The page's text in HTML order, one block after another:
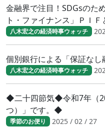
金融界で注目！SDGsのた
ト・ファイナンス」ＰＩＦ
八木宏之の経済時事ウォッチ
個別銀行による「保証なし
八木宏之の経済時事ウォッチ
◆二十四節気◆令和7年（
つ）」です。◆
季節のお便り 2025 / 02 / 27